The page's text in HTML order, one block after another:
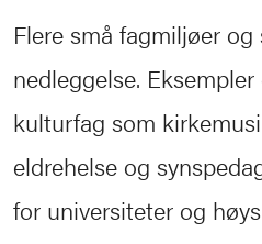
Flere små fagmiljøer
nedleggelse.
kulturfag som
eldrehelse og
for universiteter og